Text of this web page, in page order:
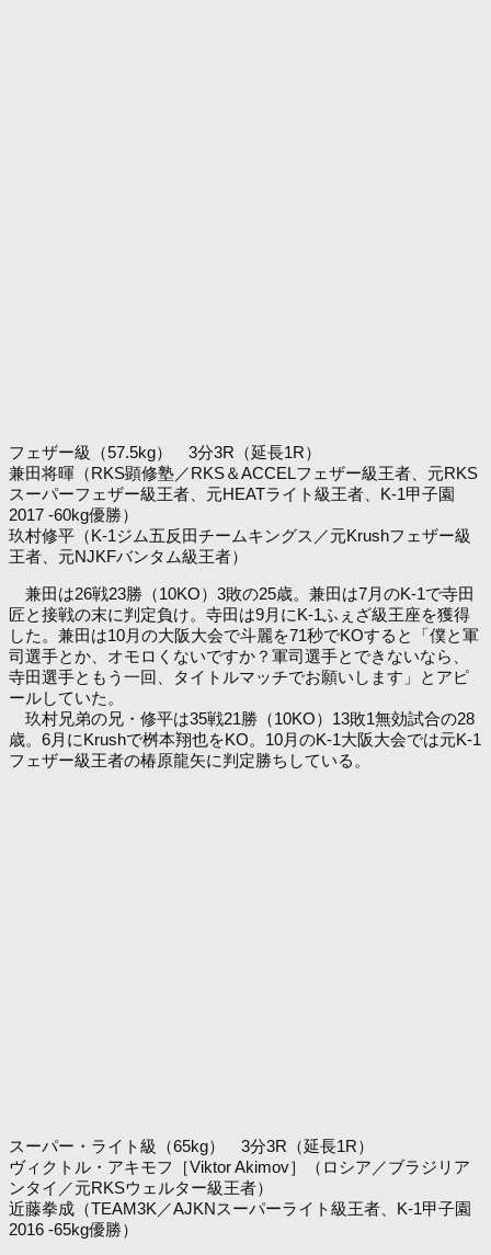
フェザー級（57.5kg） 3分3R（延長1R）
兼田将暉（RKS顕修塾／RKS＆ACCELフェザー級王者、元RKS
スーパーフェザー級王者、元HEATライト級王者、K-1甲子園
2017 -60kg優勝）
玖村修平（K-1ジム五反田チームキングス／元Krushフェザー級
王者、元NJKFバンタム級王者）
兼田は26戦23勝（10KO）3敗の25歳。兼田は7月のK-1で寺田
匠と接戦の末に判定負け。寺田は9月にK-1ふぇざ級王座を獲得
した。兼田は10月の大阪大会で斗麗を71秒でKOすると「僕と軍
司選手とか、オモロくないですか？軍司選手とできないなら、
寺田選手ともう一回、タイトルマッチでお願いします」とアピ
ールしていた。
玖村兄弟の兄・修平は35戦21勝（10KO）13敗1無効試合の28
歳。6月にKrushで桝本翔也をKO。10月のK-1大阪大会では元K-1
フェザー級王者の椿原龍矢に判定勝ちしている。
スーパー・ライト級（65kg） 3分3R（延長1R）
ヴィクトル・アキモフ［Viktor Akimov］（ロシア／ブラジリア
ンタイ／元RKSウェルター級王者）
近藤拳成（TEAM3K／AJKNスーパーライト級王者、K-1甲子園
2016 -65kg優勝）